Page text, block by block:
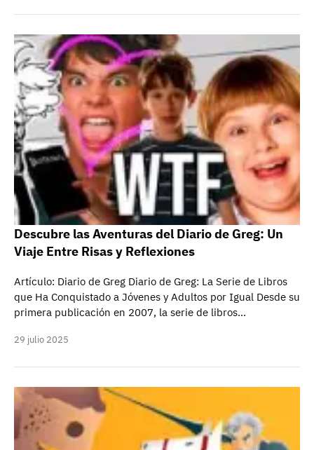
Descubre las Aventuras del Diario de Greg: Un
Viaje Entre Risas y Reflexiones
Artículo: Diario de Greg Diario de Greg: La Serie de Libros
que Ha Conquistado a Jóvenes y Adultos por Igual Desde su
primera publicación en 2007, la serie de libros…
29 julio 2025